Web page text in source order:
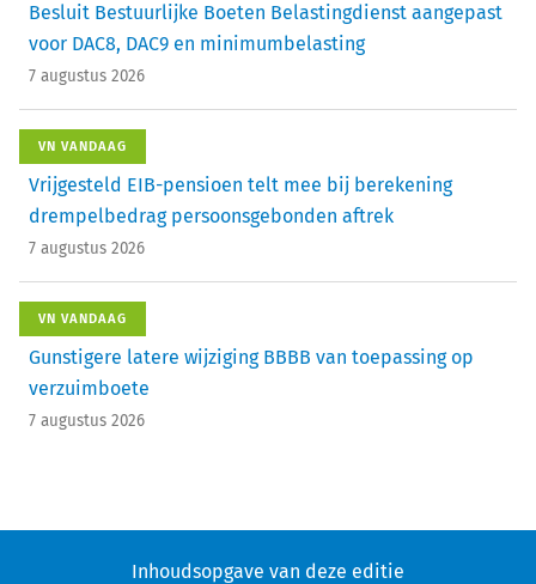
Besluit Bestuurlijke Boeten Belastingdienst aangepast
voor DAC8, DAC9 en minimumbelasting
7 augustus 2026
VN VANDAAG
Vrijgesteld EIB-pensioen telt mee bij berekening
drempelbedrag persoonsgebonden aftrek
7 augustus 2026
VN VANDAAG
Gunstigere latere wijziging BBBB van toepassing op
verzuimboete
7 augustus 2026
Inhoudsopgave van deze editie